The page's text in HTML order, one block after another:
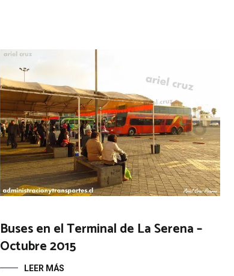
Buses en el Terminal de La Serena –
Octubre 2015
LEER MÁS